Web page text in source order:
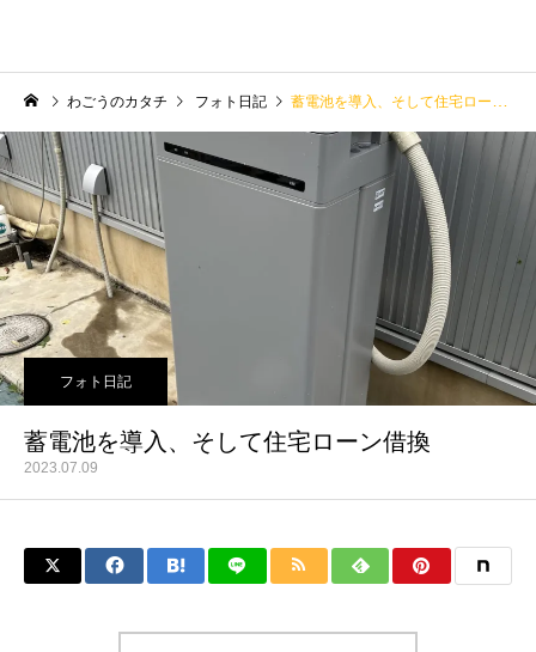
わごうのカタチ フォト日記 蓄電池を導入、そして住宅ローン借換
フォト日記
蓄電池を導入、そして住宅ローン借換
2023.07.09